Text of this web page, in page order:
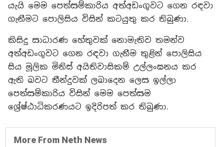
යැයි මෙම පෙත්සම්කාරිය අත්අඩංගුවට ගෙන රඳවා
ගැනීමට පොලිසිය විසින් කටයුතු කර තිබුණා.
කිසිදු සාධාරණ හේතුවක් නොමැතිව තමන්ව
අත්අඩංගුවට ගෙන රඳවා ගැනීම තුළින් පොලිසිය
සිය මූලික මිනිස් අයිතිවාසිකම් උල්ලංඝනය කර
ඇති බවට තීන්දුවක් ලබාදෙන ලෙස ඉල්ලා
පෙත්සම්කාරිය විසින් මෙම පෙත්සම
ශ්‍රේෂ්ඨාධිකරණයට ඉදිරිපත් කර තිබුණා.
More From Neth News